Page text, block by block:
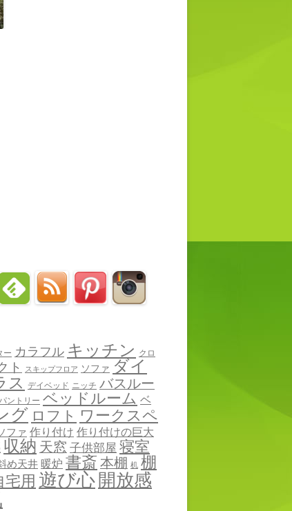
ー カラフル キッチン クロ
ト スキップフロア ソファ ダイ
ス デイベッド ニッチ バスルー
パントリー ベッドルーム ベ
グ ロフト ワークスペ
ファ 作り付け 作り付けの巨大
収納 天窓 子供部屋 寝室
め天井 暖炉 書斎 本棚 机 棚
宅用 遊び心 開放感